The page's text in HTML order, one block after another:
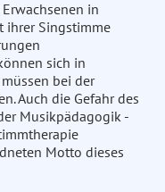
in
ihrer Singstimme
sich in
bei der
Auch die Gefahr des
Musikpädagogik -
Motto dieses